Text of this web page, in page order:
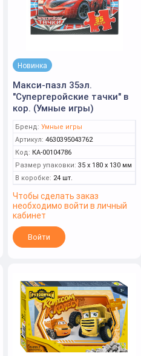
Новинка
Макси-пазл 35эл.
"Супергеройские тачки" в
кор. (Умные игры)
Бренд: Умные игры
Артикул: 4630395043762
Код: КА-00104786
Размер упаковки: 35 x 180 x 130 мм
В коробке: 24 шт.
Чтобы сделать заказ
необходимо войти в личный
кабинет
Войти